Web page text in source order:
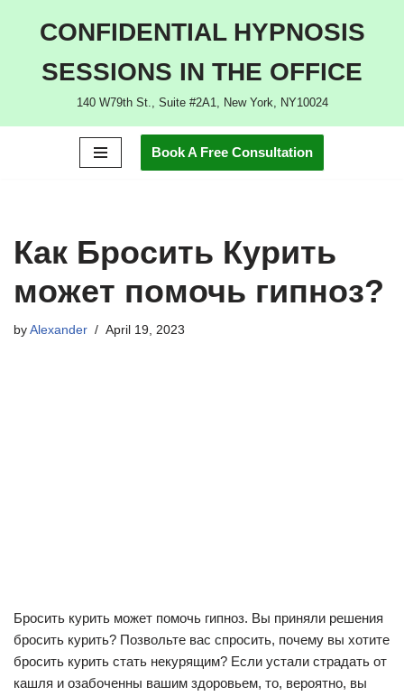
CONFIDENTIAL HYPNOSIS
SESSIONS IN THE OFFICE
140 W79th St., Suite #2A1, New York, NY10024
Book A Free Consultation
Как Бросить Курить
может помочь гипноз?
by Alexander April 19, 2023
Бросить курить может помочь гипноз. Вы приняли решения
бросить курить? Позвольте вас спросить, почему вы хотите
бросить курить стать некурящим? Если устали страдать от
кашля и озабоченны вашим здоровьем, то, вероятно, вы